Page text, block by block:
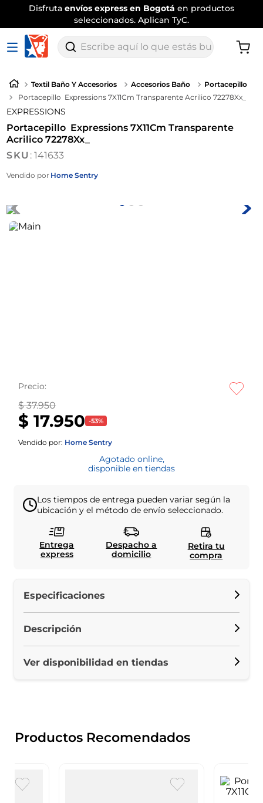
Disfruta envíos express en Bogotá en productos
seleccionados. Aplican TyC.
Escribe aquí lo que estás buscando
Textil Baño Y Accesorios Accesorios Baño
Portacepillo
Portacepillo Expressions 7X11Cm Transparente Acrilico 72278Xx_
EXPRESSIONS
Portacepillo Expressions 7X11Cm Transparente
Acrilico 72278Xx_
:141633
Vendido por Home Sentry
Precio:
$ 37.950
$ 17.950 -53%
Vendido por: Home Sentry
Agotado online,
disponible en tiendas
Los tiempos de entrega pueden variar según la
ubicación y el método de envío seleccionado.
Entrega
express
Despacho a
domicilio
Retira tu
compra
Especificaciones
Descripción
Ver disponibilidad en tiendas
Productos Recomendados